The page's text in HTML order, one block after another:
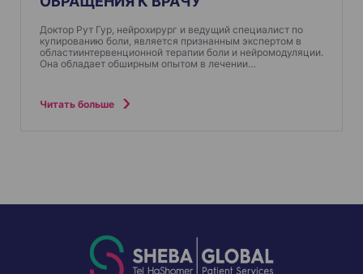
Доктор Рут Гур, нейрохирург и ведущий специалист по
купированию боли, является признанным экспертом в
областиинтервенционной терапии боли и нейромодуляции.
Она обладает обширным опытом в лечении…
Читать больше